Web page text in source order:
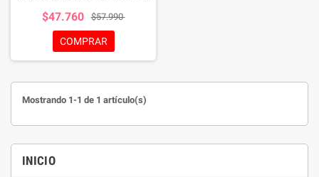
INICIO
sobrepeso, contiene bajas
calorias, L carnitina, alta calidad
de proteinas y taurina.
$47.760 $57.990
COMPRAR
Mostrando 1-1 de 1 artículo(s)